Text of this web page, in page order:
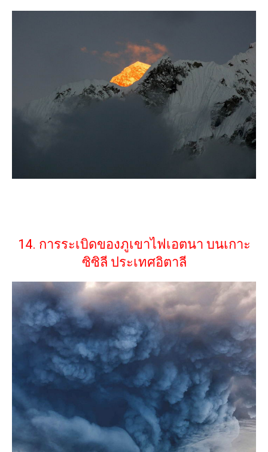
14. การระเบิดของภูเขาไฟเอตนา บนเกาะ
ซิซิลี ประเทศอิตาลี